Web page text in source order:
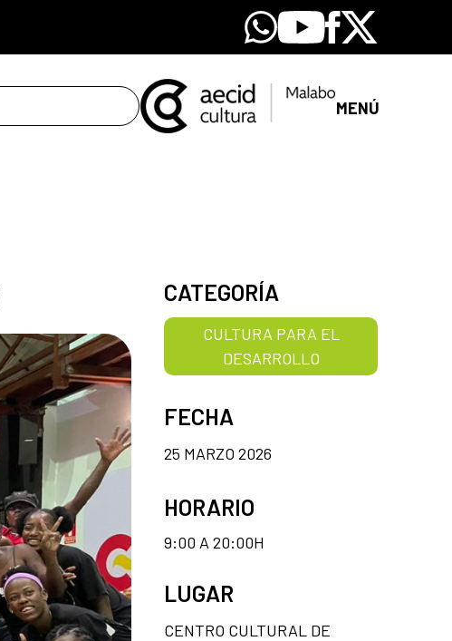
Whatsapp
YoutubeFacebook
X
MENÚ
CATEGORÍA
CULTURA PARA EL
DESARROLLO
FECHA
25 MARZO 2026
HORARIO
9:00 A 20:00H
LUGAR
CENTRO CULTURAL DE